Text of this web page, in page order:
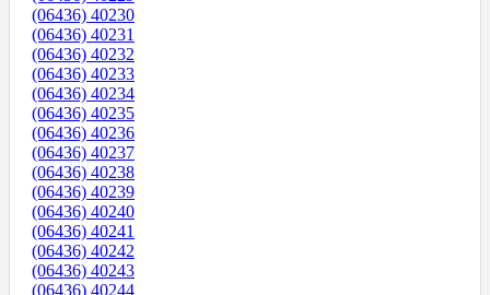
(06436) 40230
(06436) 40231
(06436) 40232
(06436) 40233
(06436) 40234
(06436) 40235
(06436) 40236
(06436) 40237
(06436) 40238
(06436) 40239
(06436) 40240
(06436) 40241
(06436) 40242
(06436) 40243
(06436) 40244